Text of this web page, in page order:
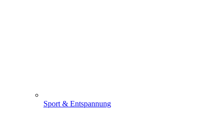
Sport & Entspannung